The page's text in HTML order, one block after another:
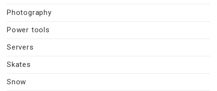
Photography
Power tools
Servers
Skates
Snow